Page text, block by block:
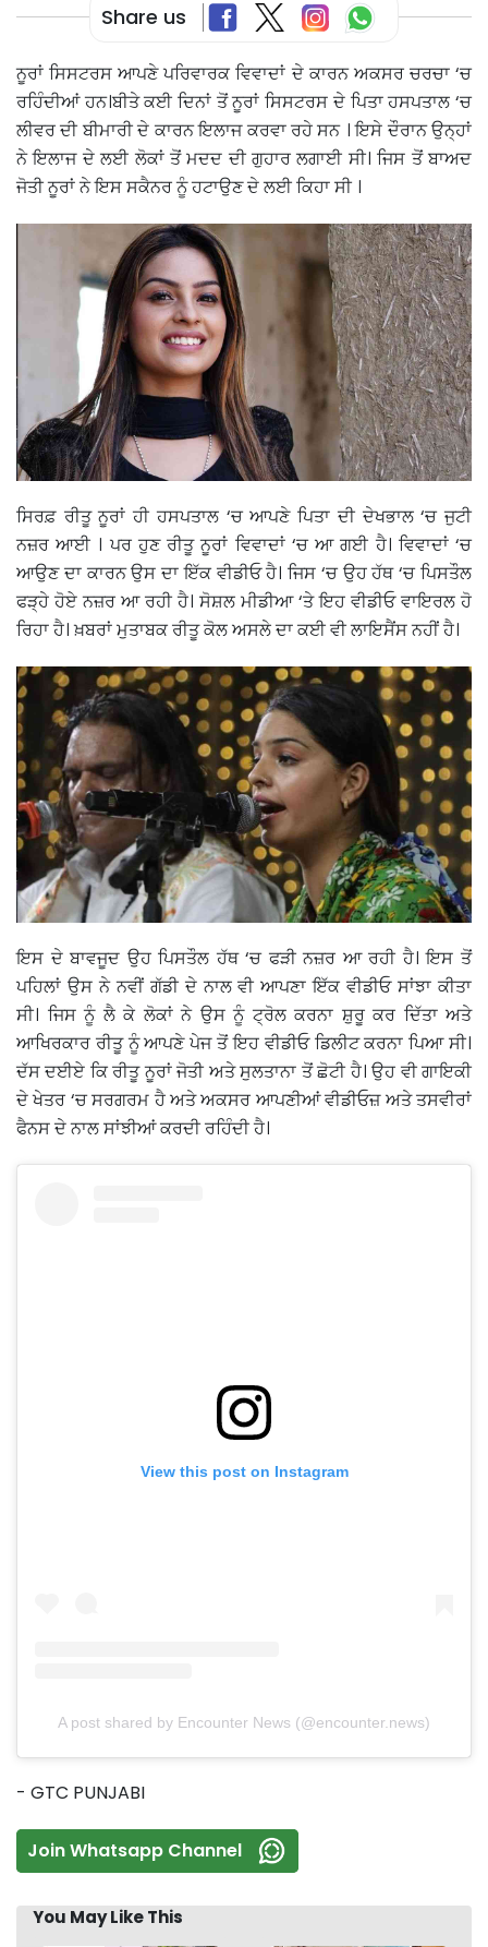
Share us
ਨੂਰਾਂ ਸਿਸਟਰਸ ਆਪਣੇ ਪਰਿਵਾਰਕ ਵਿਵਾਦਾਂ ਦੇ ਕਾਰਨ ਅਕਸਰ ਚਰਚਾ ‘ਚ
ਰਹਿੰਦੀਆਂ ਹਨ।ਬੀਤੇ ਕਈ ਦਿਨਾਂ ਤੋਂ ਨੂਰਾਂ ਸਿਸਟਰਸ ਦੇ ਪਿਤਾ ਹਸਪਤਾਲ ‘ਚ
ਲੀਵਰ ਦੀ ਬੀਮਾਰੀ ਦੇ ਕਾਰਨ ਇਲਾਜ ਕਰਵਾ ਰਹੇ ਸਨ । ਇਸੇ ਦੌਰਾਨ ਉਨ੍ਹਾਂ
ਨੇ ਇਲਾਜ ਦੇ ਲਈ ਲੋਕਾਂ ਤੋਂ ਮਦਦ ਦੀ ਗੁਹਾਰ ਲਗਾਈ ਸੀ। ਜਿਸ ਤੋਂ ਬਾਅਦ
ਜੋਤੀ ਨੂਰਾਂ ਨੇ ਇਸ ਸਕੈਨਰ ਨੂੰ ਹਟਾਉਣ ਦੇ ਲਈ ਕਿਹਾ ਸੀ ।
ਸਿਰਫ਼ ਰੀਤੂ ਨੂਰਾਂ ਹੀ ਹਸਪਤਾਲ ‘ਚ ਆਪਣੇ ਪਿਤਾ ਦੀ ਦੇਖਭਾਲ ‘ਚ ਜੁਟੀ
ਨਜ਼ਰ ਆਈ । ਪਰ ਹੁਣ ਰੀਤੂ ਨੂਰਾਂ ਵਿਵਾਦਾਂ ‘ਚ ਆ ਗਈ ਹੈ। ਵਿਵਾਦਾਂ ‘ਚ
ਆਉਣ ਦਾ ਕਾਰਨ ਉਸ ਦਾ ਇੱਕ ਵੀਡੀਓ ਹੈ। ਜਿਸ ‘ਚ ਉਹ ਹੱਥ ‘ਚ ਪਿਸਤੌਲ
ਫੜ੍ਹੇ ਹੋਏ ਨਜ਼ਰ ਆ ਰਹੀ ਹੈ। ਸੋਸ਼ਲ ਮੀਡੀਆ ‘ਤੇ ਇਹ ਵੀਡੀਓ ਵਾਇਰਲ ਹੋ
ਰਿਹਾ ਹੈ। ਖ਼ਬਰਾਂ ਮੁਤਾਬਕ ਰੀਤੂ ਕੋਲ ਅਸਲੇ ਦਾ ਕਈ ਵੀ ਲਾਇਸੈਂਸ ਨਹੀਂ ਹੈ।
ਇਸ ਦੇ ਬਾਵਜੂਦ ਉਹ ਪਿਸਤੌਲ ਹੱਥ ‘ਚ ਫੜੀ ਨਜ਼ਰ ਆ ਰਹੀ ਹੈ। ਇਸ ਤੋਂ
ਪਹਿਲਾਂ ਉਸ ਨੇ ਨਵੀਂ ਗੱਡੀ ਦੇ ਨਾਲ ਵੀ ਆਪਣਾ ਇੱਕ ਵੀਡੀਓ ਸਾਂਝਾ ਕੀਤਾ
ਸੀ। ਜਿਸ ਨੂੰ ਲੈ ਕੇ ਲੋਕਾਂ ਨੇ ਉਸ ਨੂੰ ਟ੍ਰੋਲ ਕਰਨਾ ਸ਼ੁਰੂ ਕਰ ਦਿੱਤਾ ਅਤੇ
ਆਖਿਰਕਾਰ ਰੀਤੂ ਨੂੰ ਆਪਣੇ ਪੇਜ ਤੋਂ ਇਹ ਵੀਡੀਓ ਡਿਲੀਟ ਕਰਨਾ ਪਿਆ ਸੀ।
ਦੱਸ ਦਈਏ ਕਿ ਰੀਤੂ ਨੂਰਾਂ ਜੋਤੀ ਅਤੇ ਸੁਲਤਾਨਾ ਤੋਂ ਛੋਟੀ ਹੈ। ਉਹ ਵੀ ਗਾਇਕੀ
ਦੇ ਖੇਤਰ ‘ਚ ਸਰਗਰਮ ਹੈ ਅਤੇ ਅਕਸਰ ਆਪਣੀਆਂ ਵੀਡੀਓਜ਼ ਅਤੇ ਤਸਵੀਰਾਂ
ਫੈਨਸ ਦੇ ਨਾਲ ਸਾਂਝੀਆਂ ਕਰਦੀ ਰਹਿੰਦੀ ਹੈ।
View this post on Instagram
A post shared by Encounter News (@encounter.news)
- GTC PUNJABI
Join Whatsapp Channel
You May Like This